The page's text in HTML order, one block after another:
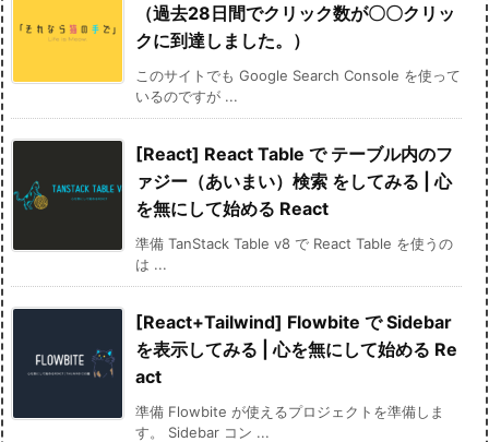
（過去28日間でクリック数が〇〇クリッ
クに到達しました。）
このサイトでも Google Search Console を使って
いるのですが ...
[React] React Table で テーブル内のフ
ァジー（あいまい）検索 をしてみる | 心
を無にして始める React
準備 TanStack Table v8 で React Table を使うの
は ...
[React+Tailwind] Flowbite で Sidebar
を表示してみる | 心を無にして始める Re
act
準備 Flowbite が使えるプロジェクトを準備しま
す。 Sidebar コン ...